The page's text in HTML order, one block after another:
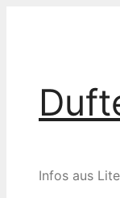
Infos aus